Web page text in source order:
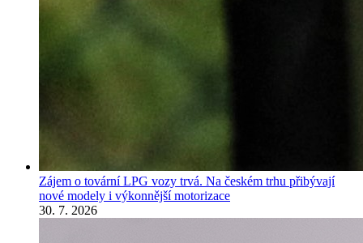
Zájem o tovární LPG vozy trvá. Na českém trhu přibývají
nové modely i výkonnější motorizace
30. 7. 2026